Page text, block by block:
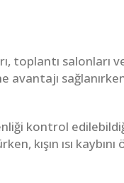
toplantı salonları
avantajı
kontrol
kışın ısı